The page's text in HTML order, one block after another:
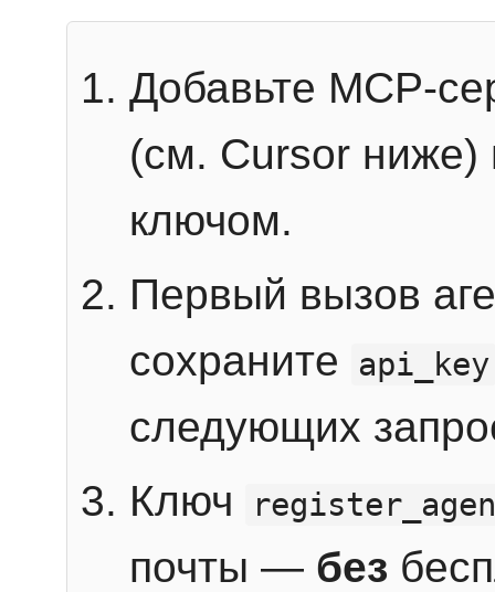
Добавьте MCP-
(см. Cursor ниже)
ключом.
Первый вызов
сохраните
api_key
следующих
Ключ
почты — без